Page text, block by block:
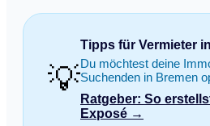
💡
Tipps für Vermieter
Du möchtest deine
Suchenden in Bremen
Ratgeber: So
Exposé →